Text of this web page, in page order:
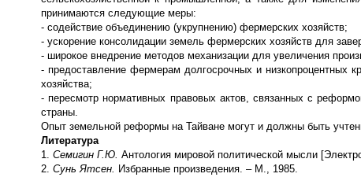
принимаются следующие меры:
- содействие объединению (укрупнению) фермерских хозяйств;
- ускорение консолидации земель фермерских хозяйств для
- широкое внедрение методов механизации для увеличения
- предоставление фермерам долгосрочных и низкопроцентных
хозяйства;
- пересмотр нормативных правовых актов, связанных с
страны.
Опыт земельной реформы на Тайване могут и должны быть
Литература
1. Семигин Г.Ю. Антология мировой политической мысли
2. Сунь Ятсен. Избранные произведения. – М., 1985.